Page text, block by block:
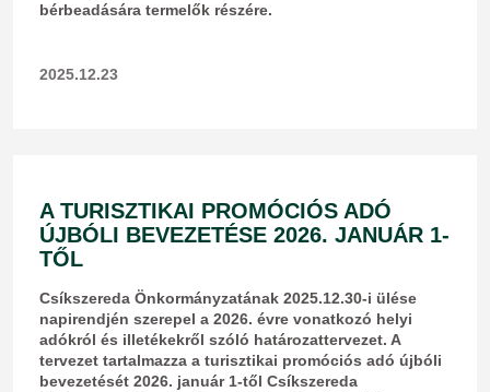
bérbeadására termelők részére.
2025.12.23
A TURISZTIKAI PROMÓCIÓS ADÓ
ÚJBÓLI BEVEZETÉSE 2026. JANUÁR 1-
TŐL
Csíkszereda Önkormányzatának 2025.12.30-i ülése
napirendjén szerepel a 2026. évre vonatkozó helyi
adókról és illetékekről szóló határozattervezet. A
tervezet tartalmazza a turisztikai promóciós adó újbóli
bevezetését 2026. január 1-től Csíkszereda